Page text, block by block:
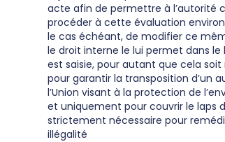
acte afin de permettre à l’autorité
procéder à cette évaluation
le cas échéant, de modifier ce
le droit interne le lui permet dans le
est saisie, pour autant que cela soit
pour garantir la transposition d’un
l’Union visant à la protection de
et uniquement pour couvrir le laps
strictement nécessaire pour
illégalité